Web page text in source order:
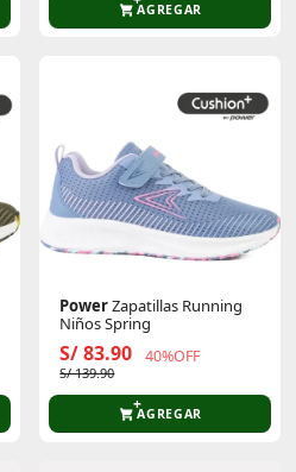
AGREGAR
PowerZapatillas Running
Niños Spring
S/ 83.90 40%OFF
S/ 139.90
AGREGAR